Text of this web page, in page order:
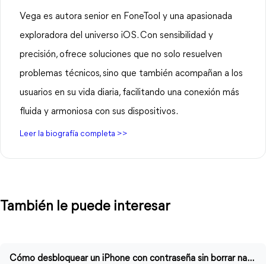
Vega es autora senior en FoneTool y una apasionada
exploradora del universo iOS. Con sensibilidad y
precisión, ofrece soluciones que no solo resuelven
problemas técnicos, sino que también acompañan a los
usuarios en su vida diaria, facilitando una conexión más
fluida y armoniosa con sus dispositivos.
Leer la biografía completa >>
También le puede interesar
Cómo desbloquear un iPhone con contraseña sin borrar nada